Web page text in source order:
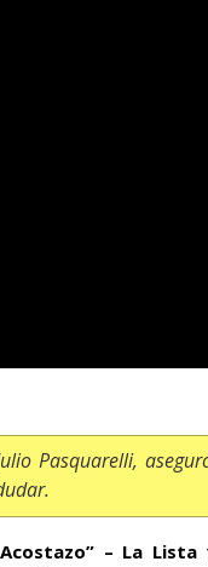
Pasquarelli,
Acostazo” – La Lista